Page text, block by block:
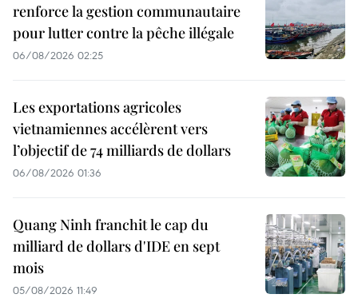
renforce la gestion communautaire
pour lutter contre la pêche illégale
06/08/2026 02:25
Les exportations agricoles
vietnamiennes accélèrent vers
l’objectif de 74 milliards de dollars
06/08/2026 01:36
Quang Ninh franchit le cap du
milliard de dollars d'IDE en sept
mois
05/08/2026 11:49